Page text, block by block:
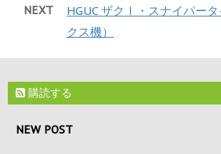
NEXT
HGUC ザクⅠ・スナイパー
クス機）
購読する
NEW POST